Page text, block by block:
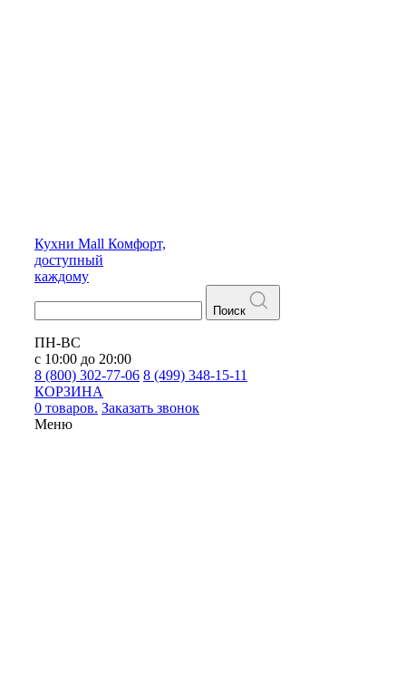
Кухни Mall Комфорт,
доступный
каждому
Поиск
ПН-ВС
с 10:00 до 20:00
8 (800) 302-77-06 8 (499) 348-15-11
КОРЗИНА
0 товаров. Заказать звонок
Меню